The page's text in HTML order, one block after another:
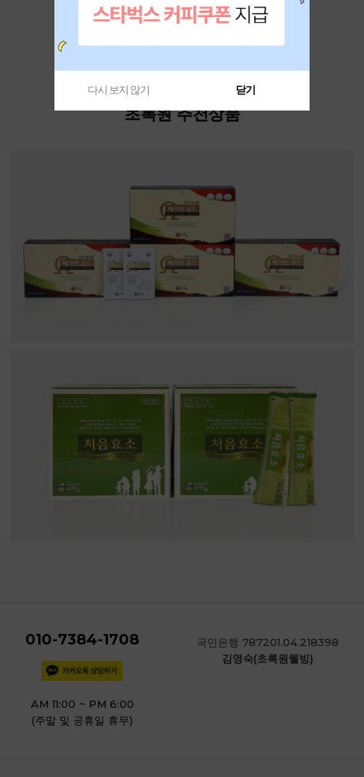
초록원 추천상품
010-7384-1708
AM 11:00 ~ PM 6:00
(주말 및 공휴일 휴무)
국민은행 787201.04.218398
김영숙(초록원웰빙)
다시 보지 않기 닫기